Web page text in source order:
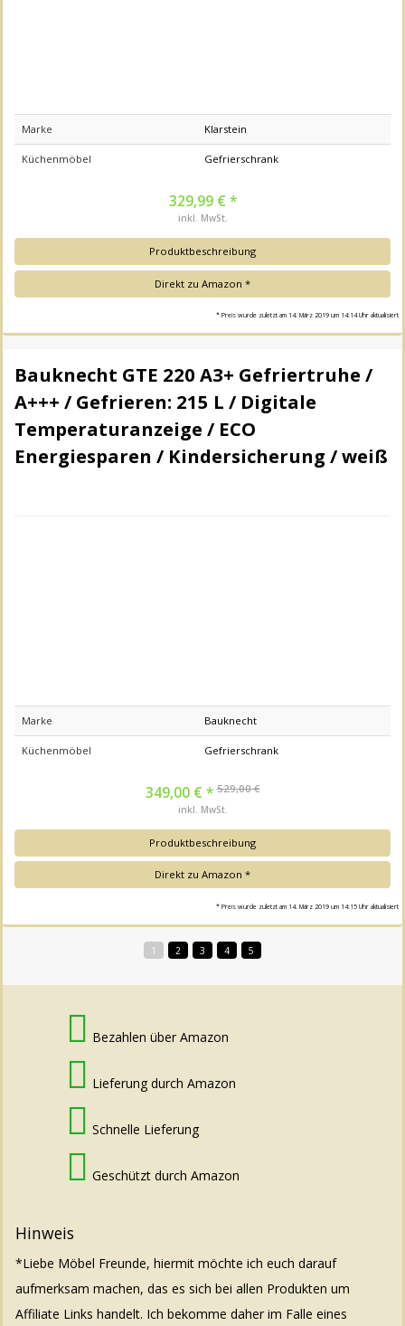
Marke Klarstein
Küchenmöbel Gefrierschrank
329,99 € *
inkl. MwSt.
Produktbeschreibung
Direkt zu Amazon *
* Preis wurde zuletzt am 14. März 2019 um 14:14 Uhr aktualisiert
Bauknecht GTE 220 A3+ Gefriertruhe /
A+++ / Gefrieren: 215 L / Digitale
Temperaturanzeige / ECO
Energiesparen / Kindersicherung / weiß
Marke Bauknecht
Küchenmöbel Gefrierschrank
349,00 € *529,00 €
inkl. MwSt.
Produktbeschreibung
Direkt zu Amazon *
* Preis wurde zuletzt am 14. März 2019 um 14:15 Uhr aktualisiert
1 2 3 4 5
Bezahlen über Amazon
Lieferung durch Amazon
Schnelle Lieferung
Geschützt durch Amazon
Hinweis
*Liebe Möbel Freunde, hiermit möchte ich euch darauf
aufmerksam machen, das es sich bei allen Produkten um
Affiliate Links handelt. Ich bekomme daher im Falle eines